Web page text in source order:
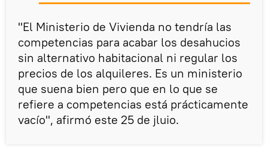
"El Ministerio de Vivienda no tendría las
competencias para acabar los desahucios
sin alternativo habitacional ni regular los
precios de los alquileres. Es un ministerio
que suena bien pero que en lo que se
refiere a competencias está prácticamente
vacío", afirmó este 25 de jluio.